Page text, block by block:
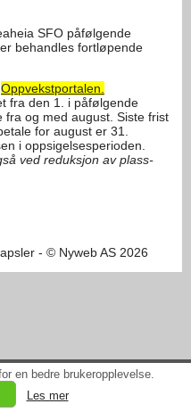
SFO påfølgende
behandles fortløpende
Oppvekstportalen.
fra den 1. i påfølgende
fra og med august. Siste frist
for august er 31.
i oppsigelsesperioden.
ved reduksjon av plass-
- © Nyweb AS 2026
en bedre brukeropplevelse.
Les mer